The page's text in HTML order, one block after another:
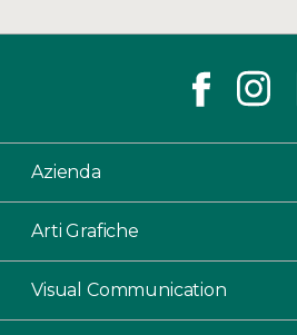
Azienda
Arti Grafiche
Visual Communication